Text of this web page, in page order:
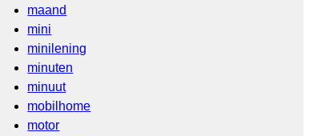
maand
mini
minilening
minuten
minuut
mobilhome
motor